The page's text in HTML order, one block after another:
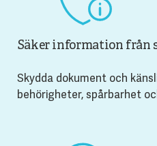
Säker information från
Skydda dokument och
behörigheter, spårbarhet